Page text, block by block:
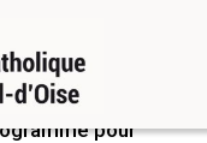
pour